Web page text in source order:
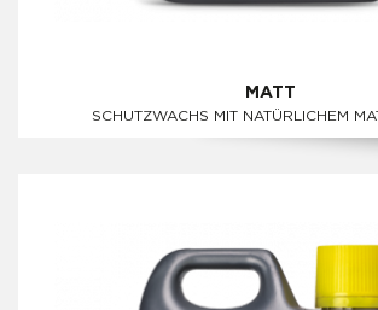
MATT
SCHUTZWACHS MIT NATÜRLICHEM